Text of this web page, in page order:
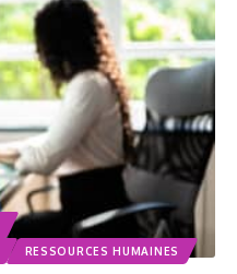
RESSOURCES HUMAINES